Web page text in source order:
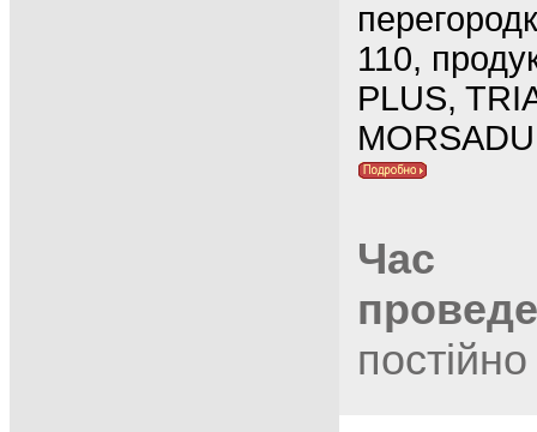
110,
PLUS,
Час
постійно